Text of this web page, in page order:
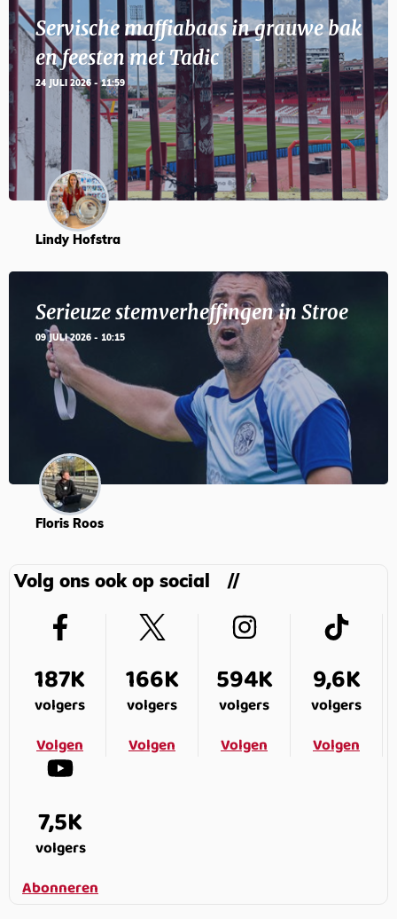
Servische maffiabaas in grauwe bak
en feesten met Tadic
24 JULI 2026 - 11:59
Lindy Hofstra
Serieuze stemverheffingen in Stroe
09 JULI 2026 - 10:15
Floris Roos
Volg ons ook op social
187K
volgers
Volgen
166K
volgers
Volgen
594K
volgers
Volgen
9,6K
volgers
Volgen
7,5K
volgers
Abonneren